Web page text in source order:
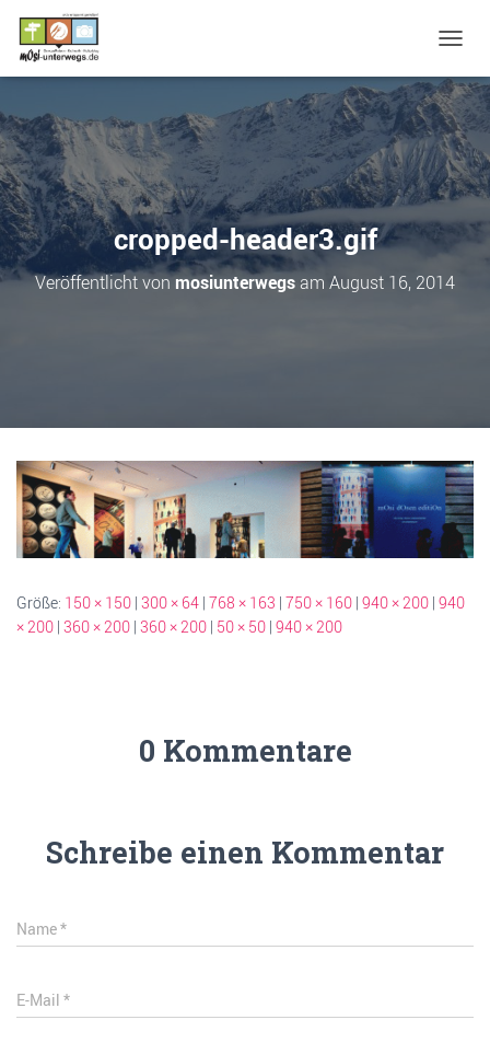
A
V
I
G
A
T
I
O
M
E
cropped-header3.gif
Veröffentlicht vonmosiunterwegsam August 16, 2014
Größe: 150 × 150 | 300 × 64 | 768 × 163 | 750 × 160 | 940 × 200 | 940
× 200 | 360 × 200 | 360 × 200 | 50 × 50 | 940 × 200
0 Kommentare
Schreibe einen Kommentar
Name*
E-Mail *